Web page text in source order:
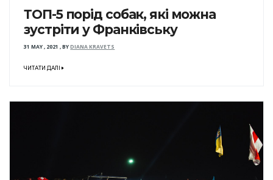
ТОП-5 порід собак, які можна
зустріти у Франківську
31 MAY , 2021 ,BYDIANA KRAVETS
ЧИТАТИ ДАЛІ